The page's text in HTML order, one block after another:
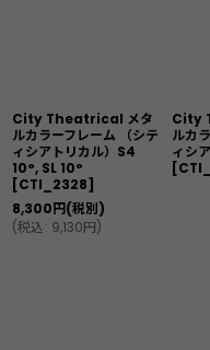
City Theatrical メタ
ルカラーフレーム （シテ
ィシアトリカル）S4
10°, SL 10°
[CTI_2328]
8,300円(税別)
(税込: 9,130円)
City
ルカ
ィシ
[